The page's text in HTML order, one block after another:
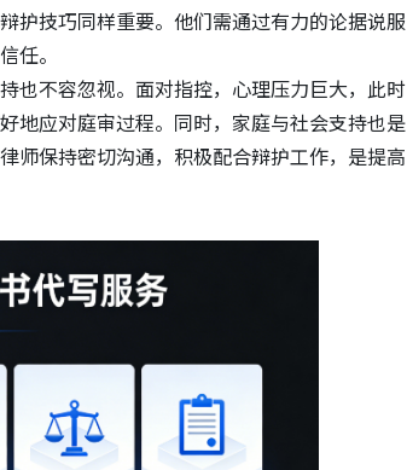
护技巧同样重要。他们需通过有力的论据说服
任。
也不容忽视。面对指控，心理压力巨大，此时
地应对庭审过程。同时，家庭与社会支持也是
师保持密切沟通，积极配合辩护工作，是提高